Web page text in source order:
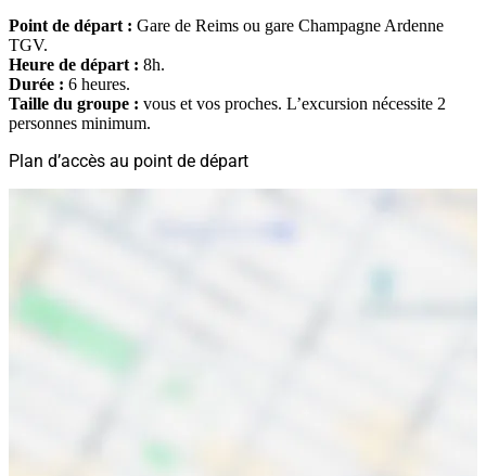
Point de départ : Gare de Reims ou gare Champagne Ardenne
TGV.
Heure de départ : 8h.
Durée : 6 heures.
Taille du groupe : vous et vos proches. L’excursion nécessite 2
personnes minimum.
Plan d’accès au point de départ